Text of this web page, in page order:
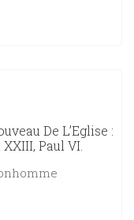
De L’Eglise :
Paul VI.